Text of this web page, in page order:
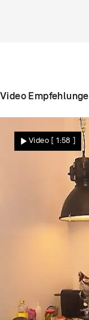
Video
Video [ 1:58 ]